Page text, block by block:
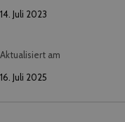
14. Juli 2023
Aktualisiert am
16. Juli 2025